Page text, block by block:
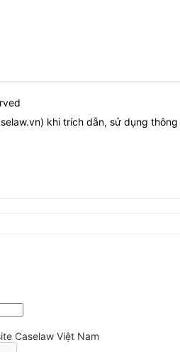
) khi trích dẫn, sử dụng
Caselaw Việt Nam